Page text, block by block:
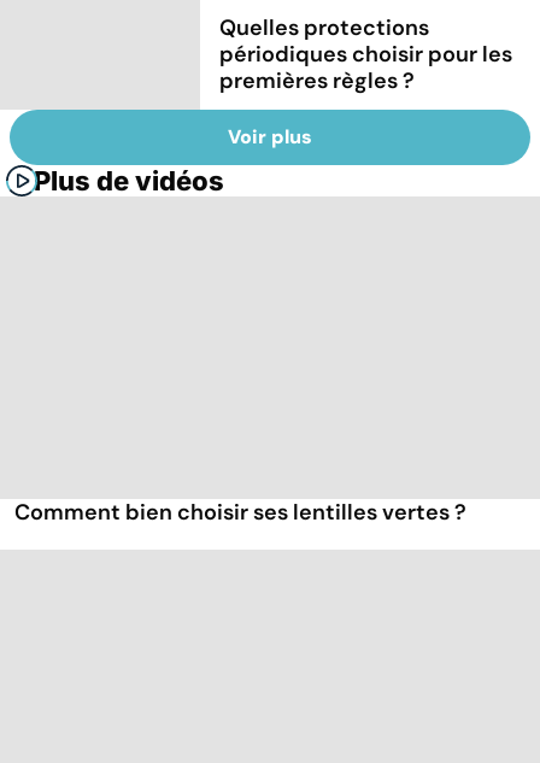
Quelles protections
périodiques choisir pour les
premières règles ?
Voir plus
Plus de vidéos
Comment bien choisir ses lentilles vertes ?